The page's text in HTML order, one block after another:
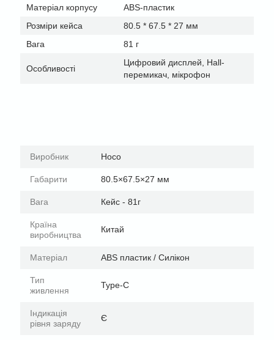
Матеріал корпусу
ABS-пластик
Розміри кейса
80.5 * 67.5 * 27 мм
Вага
81 г
Особливості
Цифровий дисплей, Hall-
перемикач, мікрофон
Виробник Hoco
Габарити 80.5×67.5×27 мм
Вага Кейс - 81г
Країна
виробництва
Китай
Матеріал ABS пластик / Силікон
Тип
живлення
Type-C
Індикація
рівня заряду
Є